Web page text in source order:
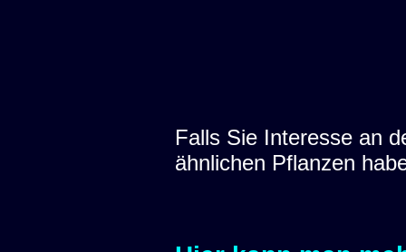
Falls Sie Interesse an
ähnlichen Pflanzen